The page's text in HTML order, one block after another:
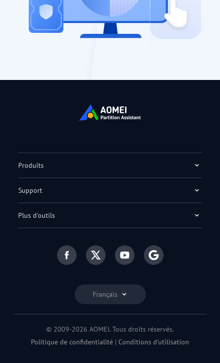
Français
Produits
Support
Plus d'outils
© 2009-2026 AOMEI. Tous droits réservés.
Politique de confidentialité | Conditions d'utilisation